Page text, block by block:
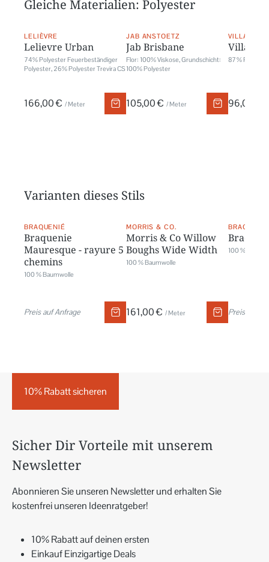
Gleiche Materialien: Polyester
LELIÈVRE
Lelievre Urban
74% Polyester Feuerbeständiger
Polyester, 26% Polyester Trevira CS
166,00 € / Meter
JAB ANSTOETZ
Jab Brisbane
Flor: 100% Viskose, Grundschicht:
100% Polyester
105,00 € / Meter
VILLA NOVA
Villa
87 %
96,00 €
Varianten dieses Stils
BRAQUENIÉ
Braquenie
Mauresque - rayure 5
chemins
100 % Baumwolle
Preis auf Anfrage
MORRIS & CO.
Morris & Co Willow
Boughs Wide Width
100 % Baumwolle
161,00 € / Meter
BRAQUENIÉ
100 %
Preis auf
10% Rabatt sicheren
Sicher Dir Vorteile mit unserem
Newsletter
Abonnieren Sie unseren Newsletter und erhalten Sie
kostenfrei unseren Ideenratgeber!
10% Rabatt auf deinen ersten
Einkauf Einzigartige Deals